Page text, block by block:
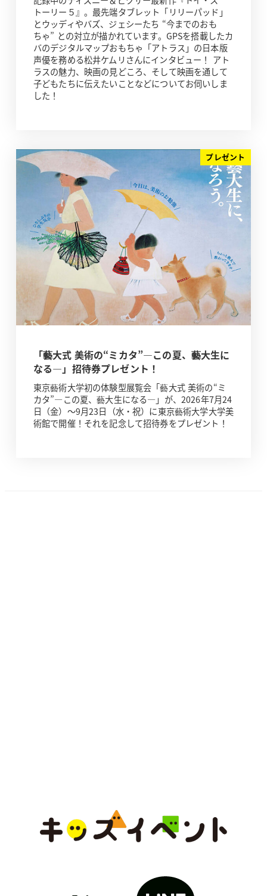
トーリー５』。最先端タブレット「リリーパッド」
とウッディやバズ、ジェシーたち “今までのおも
ちゃ” との対立が描かれています。GPSを搭載したカ
バのデジタルマップおもちゃ「アトラス」の日本版
声優を務める松井ケムリさんにインタビュー！ アト
ラスの魅力、映画の見どころ、そして映画を通して
子どもたちに伝えたいことなどについてお伺いしま
した！
プレゼント
「藝大式 美術の“ミカタ”―この夏、藝大生に
なる―」招待券プレゼント！
東京藝術大学初の体験型展覧会「藝大式 美術の“ミ
カタ”―この夏、藝大生になる―」が、2026年7月24
日（金）～9月23日（水・祝）に東京藝術大学大学美
術館で開催！それを記念して招待券をプレゼント！